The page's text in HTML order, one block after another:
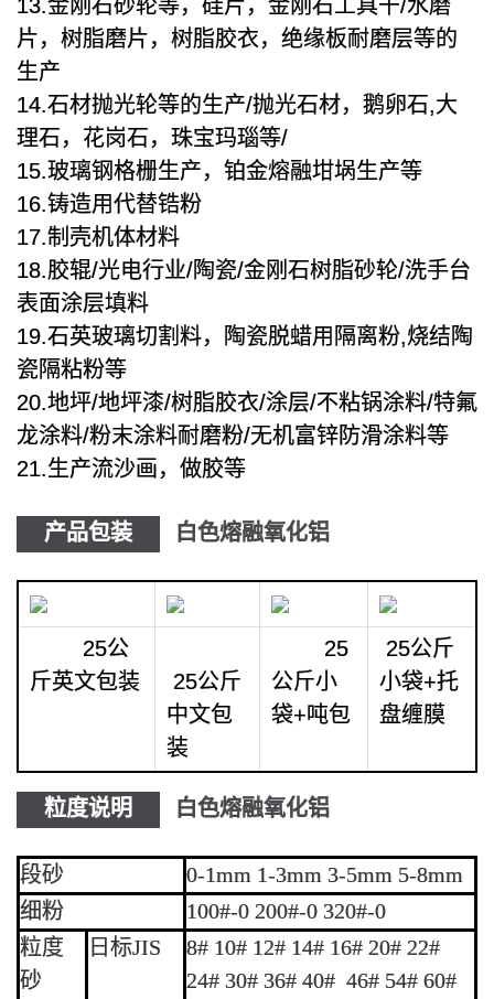
13.金刚石砂轮等，硅片，金刚石工具干/水磨
片，树脂磨片，树脂胶衣，绝缘板耐磨层等的
生产
14.石材抛光轮等的生产/抛光石材，鹅卵石,大
理石，花岗石，珠宝玛瑙等/
15.玻璃钢格栅生产，铂金熔融坩埚生产等
16.铸造用代替锆粉
17.制壳机体材料
18.胶辊/光电行业/陶瓷/金刚石树脂砂轮/洗手台
表面涂层填料
19.石英玻璃切割料，陶瓷脱蜡用隔离粉,烧结陶
瓷隔粘粉等
20.地坪/地坪漆/树脂胶衣/涂层/不粘锅涂料/特氟
龙涂料/粉末涂料耐磨粉/无机富锌防滑涂料等
21.生产流沙画，做胶等
产品包装 白色熔融氧化铝
25公
斤英文包装
25公斤
中文包
装
25
公斤小
袋+吨包
25公斤
小袋+托
盘缠膜
粒度说明 白色熔融氧化铝
段砂
0-1mm 1-3mm 3-5mm 5-8mm
细粉
100#-0 200#-0 320#-0
粒度
砂
日标JIS
8# 10# 12# 14# 16# 20# 22#
24# 30# 36# 40# 46# 54# 60#